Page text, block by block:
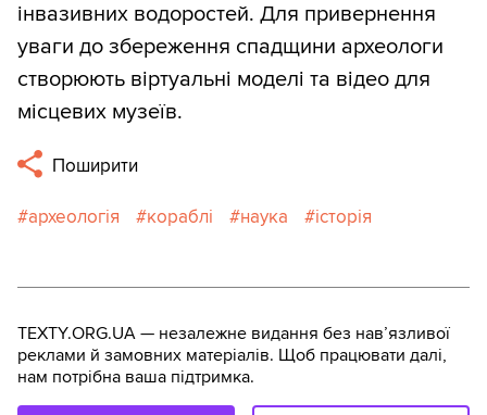
інвазивних водоростей. Для привернення
уваги до збереження спадщини археологи
створюють віртуальні моделі та відео для
місцевих музеїв.
Поширити
археологія кораблі наука історія
TEXTY.ORG.UA — незалежне видання без навʼязливої
реклами й замовних матеріалів. Щоб працювати далі,
нам потрібна ваша підтримка.